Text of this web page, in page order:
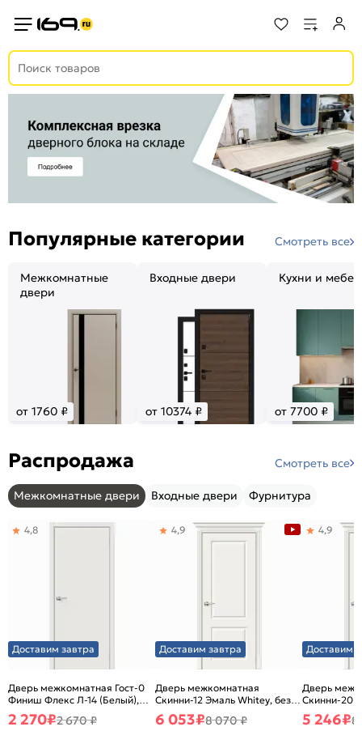
Популярные категории Смотреть все
Межкомнатные
двери
от 1760 ₽
Входные двери
от 10374 ₽
Кухни и
от 7700 ₽
Распродажа Смотреть все
Межкомнатные двери Входные двери Фурнитура
Доставим завтра
Дверь межкомнатная Гост-0
Финиш Флекс Л-14 (Белый),
глухая, каркасно-щитовая
4,8
2 270₽2 670 ₽
Доставим завтра
Дверь межкомнатная
Скинни-12 Эмаль Whitey, без
декора, глухая, без стекла,
без кромки, скиновая
4,9
6 053₽8 070 ₽
Доставим
Дверь
Скинни-20
декора,
без кромки,
4,9
5 246₽8